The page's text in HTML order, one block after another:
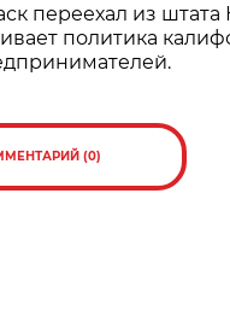
переехал из
политика
(0)